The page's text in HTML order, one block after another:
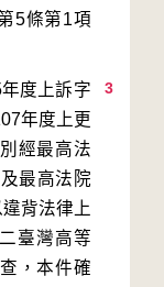
5條第1項
3
度上訴字
年度上更
經最高法
最高法院
背法律上
臺灣高等
，本件確